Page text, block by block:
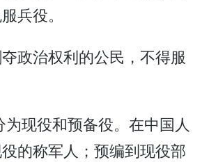
兵役。
政治权利的公民，不得服
现役和预备役。在中国人
的称军人；预编到现役部